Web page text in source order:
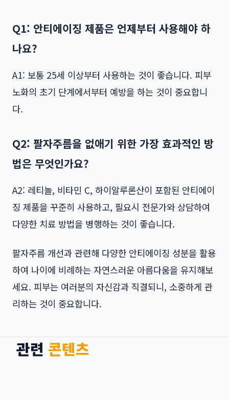
Q1: 안티에이징 제품은 언제부터 사용해야 하
나요?
A1: 보통 25세 이상부터 사용하는 것이 좋습니다. 피부
노화의 초기 단계에서부터 예방을 하는 것이 중요합니
다.
Q2: 팔자주름을 없애기 위한 가장 효과적인 방
법은 무엇인가요?
A2: 레티놀, 비타민 C, 하이알루론산이 포함된 안티에이
징 제품을 꾸준히 사용하고, 필요시 전문가와 상담하여
다양한 치료 방법을 병행하는 것이 좋습니다.
팔자주름 개선과 관련해 다양한 안티에이징 성분을 활용
하여 나이에 비례하는 자연스러운 아름다움을 유지해보
세요. 피부는 여러분의 자신감과 직결되니, 소중하게 관
리하는 것이 중요합니다.
관련 콘텐츠